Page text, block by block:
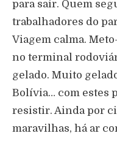
para sair. Quem
trabalhadores do
Viagem calma.
no terminal
gelado. Muito
Bolívia… com estes
resistir. Ainda por
maravilhas, há ar